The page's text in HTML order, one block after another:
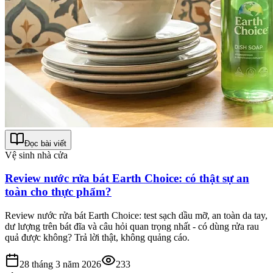
Đọc bài viết
Vệ sinh nhà cửa
Review nước rửa bát Earth Choice: có thật sự an
toàn cho thực phẩm?
Review nước rửa bát Earth Choice: test sạch dầu mỡ, an toàn da tay,
dư lượng trên bát đĩa và câu hỏi quan trọng nhất - có dùng rửa rau
quả được không? Trả lời thật, không quảng cáo.
28 tháng 3 năm 2026 233